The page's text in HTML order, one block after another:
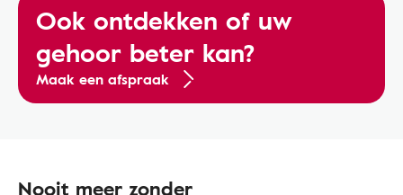
Ook ontdekken of uw
gehoor beter kan?
Maak een afspraak
Nooit meer zonder